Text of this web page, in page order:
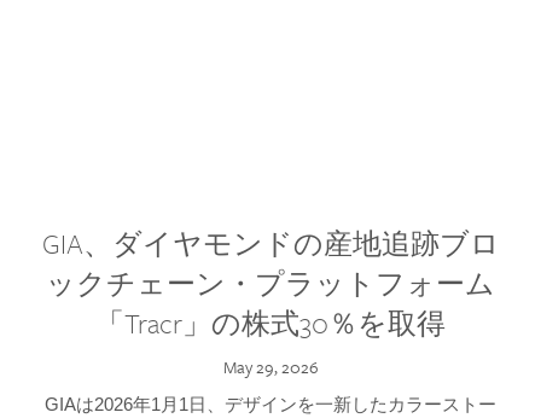
GIA、ダイヤモンドの産地追跡ブロ
ックチェーン・プラットフォーム
「Tracr」の株式30％を取得
May 29, 2026
GIAは2026年1月1日、デザインを一新したカラーストー